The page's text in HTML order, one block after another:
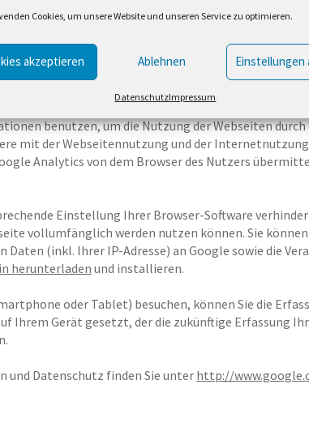
Cookies, um unsere Website und unseren Service zu optimieren.
akzeptieren Ablehnen Einstellungen
DatenschutzImpressum
der Google Inc. („Google“). Google
der Benutzung der Website durch Sie
Regel an einen Server von Google in den USA
der Nutzer von Google jedoch innerhalb von
Wirtschaftsraum zuvor gekürzt, um eine direkte
benutzen, um die Nutzung der Webseiten
mit der Webseitennutzung und der
Analytics von dem Browser des Nutzers
Einstellung Ihrer Browser-Software
vollumfänglich werden nutzen können. Sie können
(inkl. Ihrer IP-Adresse) an Google sowie die
herunterladen und installieren.
oder Tablet) besuchen, können Sie die
Ihrem Gerät gesetzt, der die zukünftige Erfassung
und Datenschutz finden Sie unter http://